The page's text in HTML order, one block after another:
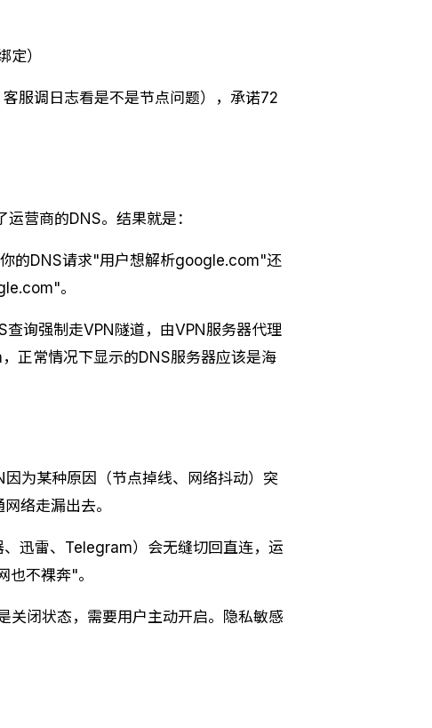
）
服调日志看是不是节点问题），承诺72
营商的DNS。结果就是：
的DNS请求"用户想解析google.com"还
。
询强制走VPN隧道，由VPN服务器代理
正常情况下显示的DNS服务器应该是海
为某种原因（节点掉线、网络抖动）突
络走漏出去。
迅雷、Telegram）会无缝切回直连，运
不裸奔"。
闭状态，需要用户主动开启。隐私敏感